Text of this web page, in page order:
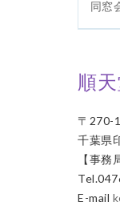
同窓
順
〒270-
千葉県
【事務
E-mail